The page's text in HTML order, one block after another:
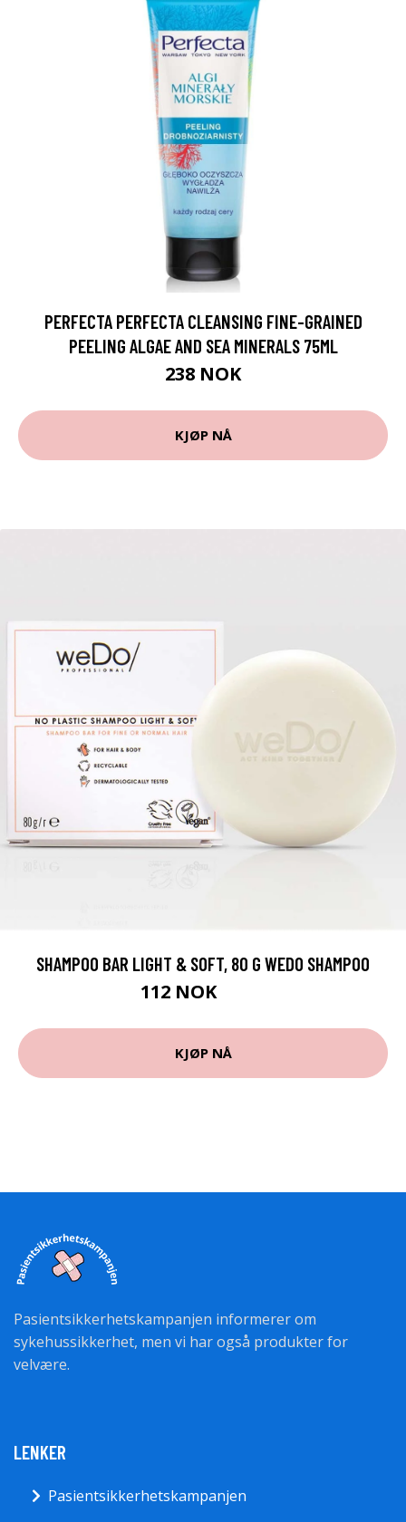
PERFECTA PERFECTA CLEANSING FINE-GRAINED
PEELING ALGAE AND SEA MINERALS 75ML
238 NOK
KJØP NÅ
SHAMPOO BAR LIGHT & SOFT, 80 G WEDO SHAMPOO
112 NOK
KJØP NÅ
Pasientsikkerhetskampanjen informerer om
sykehussikkerhet, men vi har også produkter for
velvære.
LENKER
Pasientsikkerhetskampanjen